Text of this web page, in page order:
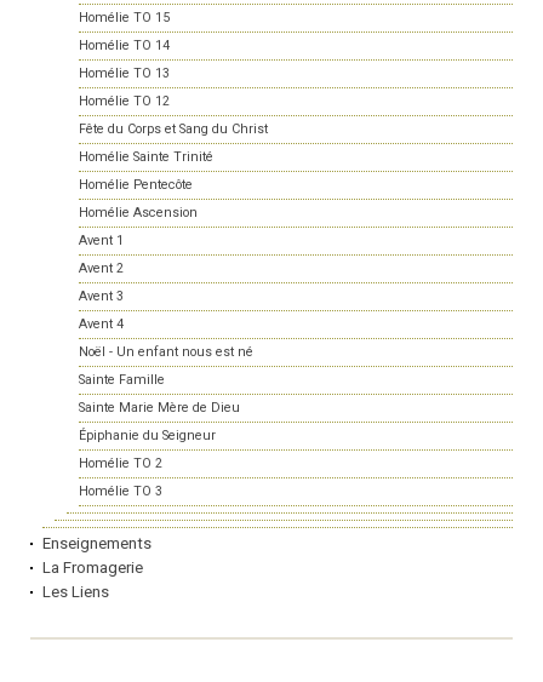
Homélie TO 15
Homélie TO 14
Homélie TO 13
Homélie TO 12
Fête du Corps et Sang du Christ
Homélie Sainte Trinité
Homélie Pentecôte
Homélie Ascension
Avent 1
Avent 2
Avent 3
Avent 4
Noël - Un enfant nous est né
Sainte Famille
Sainte Marie Mère de Dieu
Épiphanie du Seigneur
Homélie TO 2
Homélie TO 3
Enseignements
La Fromagerie
Les Liens